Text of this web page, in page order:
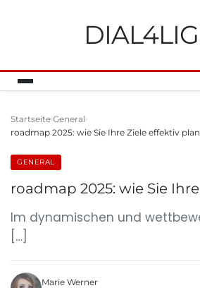
Startseite General
roadmap 2025: wie Sie Ihre Ziele effektiv
GENERAL
roadmap 2025: wie Sie
Im dynamischen und
[…]
Marie Werner